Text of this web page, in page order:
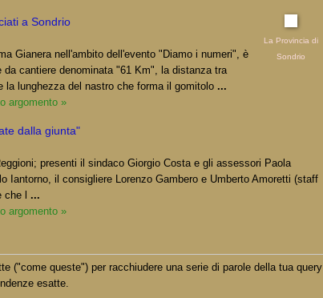
a Sondrio
Gianera nell'ambito dell'evento "Diamo i numeri", è
da cantiere denominata "61 Km", la distanza tra
la lunghezza del nastro che forma il gomitolo ...
argomento »
La Provincia di
Sondrio
dalla giunta"
presenti il sindaco Giorgio Costa e gli assessori Paola
Iantorno, il consigliere Lorenzo Gambero e Umberto Amoretti (staff
che l ...
argomento »
("come queste") per racchiudere una serie di parole della tua query
esatte.